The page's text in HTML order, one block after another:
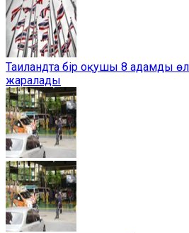
Таиландта бір оқушы 8 адамды
жаралады